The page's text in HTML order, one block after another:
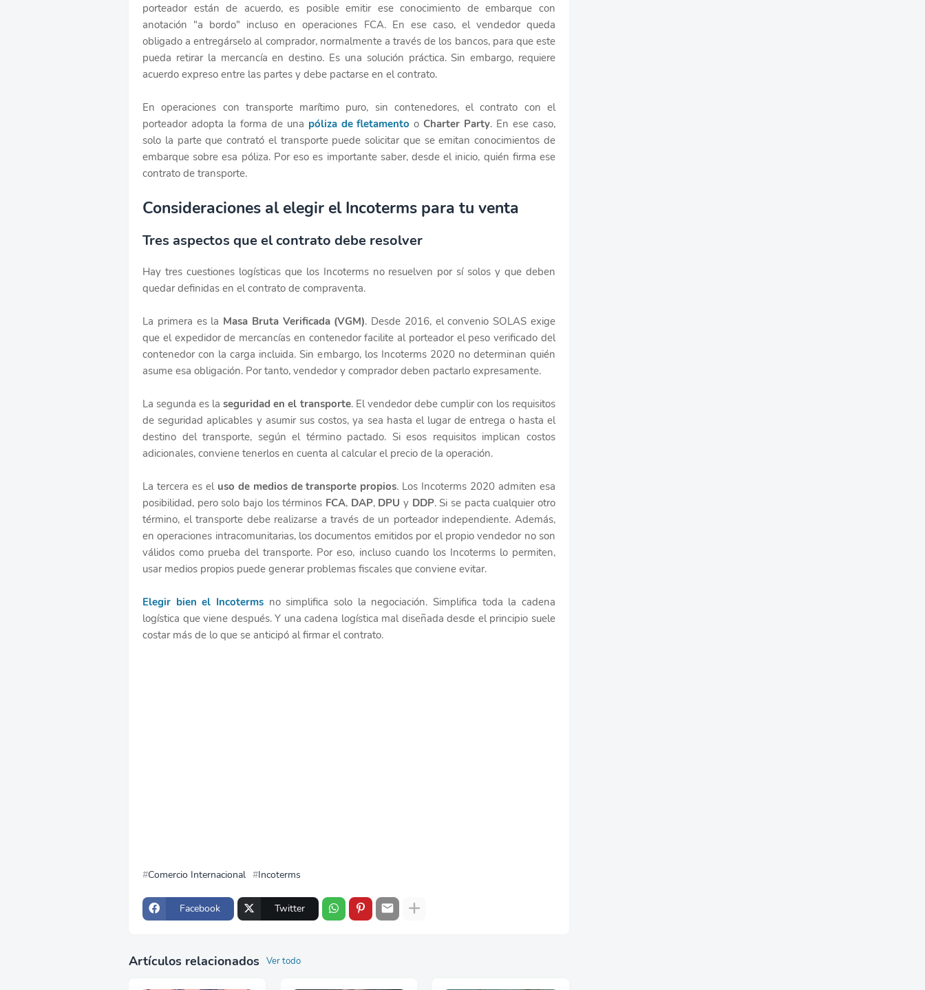
porteador están de acuerdo, es posible emitir ese conocimiento de embarque con
anotación "a bordo" incluso en operaciones FCA. En ese caso, el vendedor queda
obligado a entregárselo al comprador, normalmente a través de los bancos, para que este
pueda retirar la mercancía en destino. Es una solución práctica. Sin embargo, requiere
acuerdo expreso entre las partes y debe pactarse en el contrato.
En operaciones con transporte marítimo puro, sin contenedores, el contrato con el
porteador adopta la forma de una póliza de fletamento oCharter Party. En ese caso,
solo la parte que contrató el transporte puede solicitar que se emitan conocimientos de
embarque sobre esa póliza. Por eso es importante saber, desde el inicio, quién firma ese
contrato de transporte.
Consideraciones al elegir el Incoterms para tu venta
Tres aspectos que el contrato debe resolver
Hay tres cuestiones logísticas que los Incoterms no resuelven por sí solos y que deben
quedar definidas en el contrato de compraventa.
La primera es la Masa Bruta Verificada (VGM). Desde 2016, el convenio SOLAS exige
que el expedidor de mercancías en contenedor facilite al porteador el peso verificado del
contenedor con la carga incluida. Sin embargo, los Incoterms 2020 no determinan quién
asume esa obligación. Por tanto, vendedor y comprador deben pactarlo expresamente.
La segunda es laseguridad en el transporte. El vendedor debe cumplir con los requisitos
de seguridad aplicables y asumir sus costos, ya sea hasta el lugar de entrega o hasta el
destino del transporte, según el término pactado. Si esos requisitos implican costos
adicionales, conviene tenerlos en cuenta al calcular el precio de la operación.
La tercera es el uso de medios de transporte propios. Los Incoterms 2020 admiten esa
posibilidad, pero solo bajo los términos FCA, DAP,DPUy DDP. Si se pacta cualquier otro
término, el transporte debe realizarse a través de un porteador independiente. Además,
en operaciones intracomunitarias, los documentos emitidos por el propio vendedor no son
válidos como prueba del transporte. Por eso, incluso cuando los Incoterms lo permiten,
usar medios propios puede generar problemas fiscales que conviene evitar.
Elegir bien el Incoterms no simplifica solo la negociación. Simplifica toda la cadena
logística que viene después. Y una cadena logística mal diseñada desde el principio suele
costar más de lo que se anticipó al firmar el contrato.
Comercio Internacional Incoterms
Facebook Twitter
Artículos relacionados Ver todo